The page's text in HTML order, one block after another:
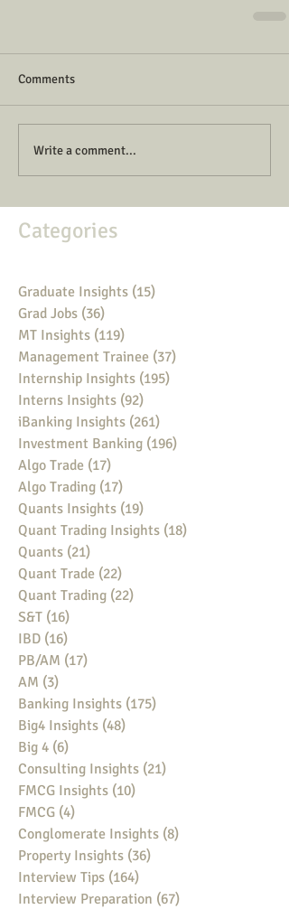
Comments
Write a comment...
Categories
Graduate Insights (15)
Grad Jobs (36)
MT Insights (119)
Management Trainee (37)
Internship Insights (195)
Interns Insights (92)
iBanking Insights (261)
Investment Banking (196)
Algo Trade (17)
Algo Trading (17)
Quants Insights (19)
Quant Trading Insights (18)
Quants (21)
Quant Trade (22)
Quant Trading (22)
S&T (16)
IBD (16)
PB/AM (17)
AM (3)
Banking Insights (175)
Big4 Insights (48)
Big 4 (6)
Consulting Insights (21)
FMCG Insights (10)
FMCG (4)
Conglomerate Insights (8)
Property Insights (36)
Interview Tips (164)
Interview Preparation (67)